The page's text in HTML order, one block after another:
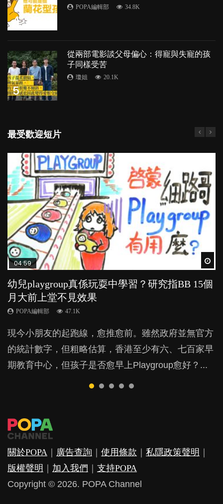
4
POPA編輯部 34.8K
5
從兩部電影談父母偏心：得寵與失寵的孩
子同樣受苦
瓊姐 20.1K
最受歡迎短片
04:59
幼兒playgroup真係玩耍中學習？研究指BB 15個
月大前上堂不見效果
POPA編輯部 47.1K
現今小朋友的起跑線，愈推愈前。雖然政府並無官方
的統計數字，但粗略估算，香港至少有六、七百家早
期教育中心，但孩子是否愈早上Playgroup愈好？...
03:39
幼稚園遊戲課 如何刺激幼兒自發學習取代獎勵
與懲罰？
POPA編輯部 33.1K
由美國學者所創的 tools of the mind 課程，學生以遊
戲方式學習，學術能力和自制能力亦明顯比其他小朋
友優勝，到底這課程有何特別之處？...
03:02
老公患產後憂鬱症對BB的影響
POPA編輯部 15.9K
鬱，影響日常生活，嚴重的甚至會有自殺，或傷害小
朋友的念頭。但為何爸爸患上產後抑鬱往往難以察
覺？...
04:06
全職好？在職好？｜全職媽媽與在職媽媽的壓
力與價值
POPA編輯部 25.8K
許多媽媽心底可能都有一刻掙扎過：究竟全職好，還
是在職好。雖說每個家庭都有自己的獨特狀況和考慮
因素，但原來全職和在職媽媽所養育的子女其實都各
03:41
BB口腔期乜都放入口，父母該制止還是放手？
POPA編輯部 25.5K
成吮手指的習慣，大個就很難戒，但原來一刀切阻止
他們放東西入口，隨時會影響孩子的身心發展？...
關於POPA 廣告查詢 使用條款 私隱政策聲明
版權聲明
加入我們
支持POPA
Copyright © 2026. POPA Channel